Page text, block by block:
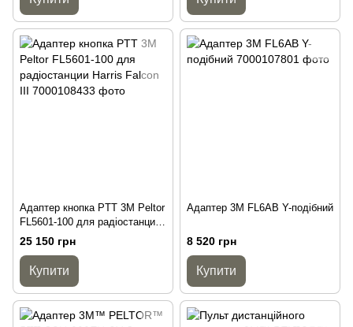
Адаптер кнопка PTT 3M Peltor
FL5601-100 для радіостанции
Harris Falcon III
25 150 грн
Купити
Адаптер 3M FL6AB Y-подібний
8 520 грн
Купити